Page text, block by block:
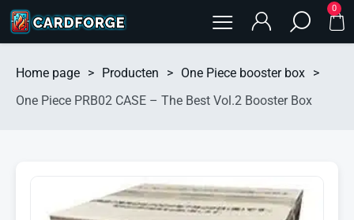
0
Home page > Producten > One Piece booster box >
One Piece PRB02 CASE – The Best Vol.2 Booster Box